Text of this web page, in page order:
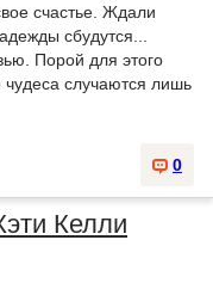
счастье. Ждали
сбудутся...
Порой для этого
чудеса случаются лишь
0
Келли